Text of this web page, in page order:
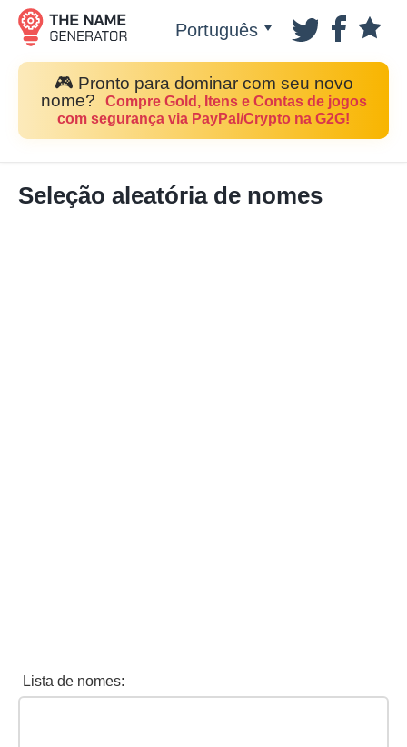
Português
🎮 Pronto para dominar com seu novo
nome?
Compre Gold, Itens e Contas de jogos
com segurança via PayPal/Crypto na G2G!
Seleção aleatória de nomes
Lista de nomes: